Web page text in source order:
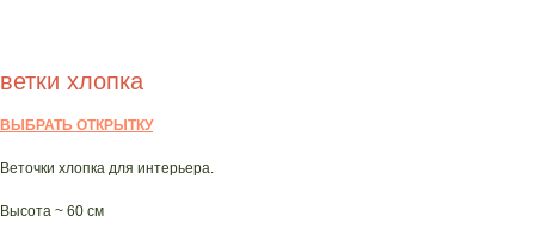
ветки хлопка
ВЫБРАТЬ ОТКРЫТКУ
Веточки хлопка для интерьера.
Высота ~ 60 см